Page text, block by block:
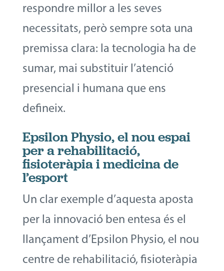
respondre millor a les seves
necessitats, però sempre sota una
premissa clara: la tecnologia ha de
sumar, mai substituir l’atenció
presencial i humana que ens
defineix.
Epsilon Physio, el nou espai
per a rehabilitació,
fisioteràpia i medicina de
l’esport
Un clar exemple d’aquesta aposta
per la innovació ben entesa és el
llançament d’Epsilon Physio, el nou
centre de rehabilitació, fisioteràpia